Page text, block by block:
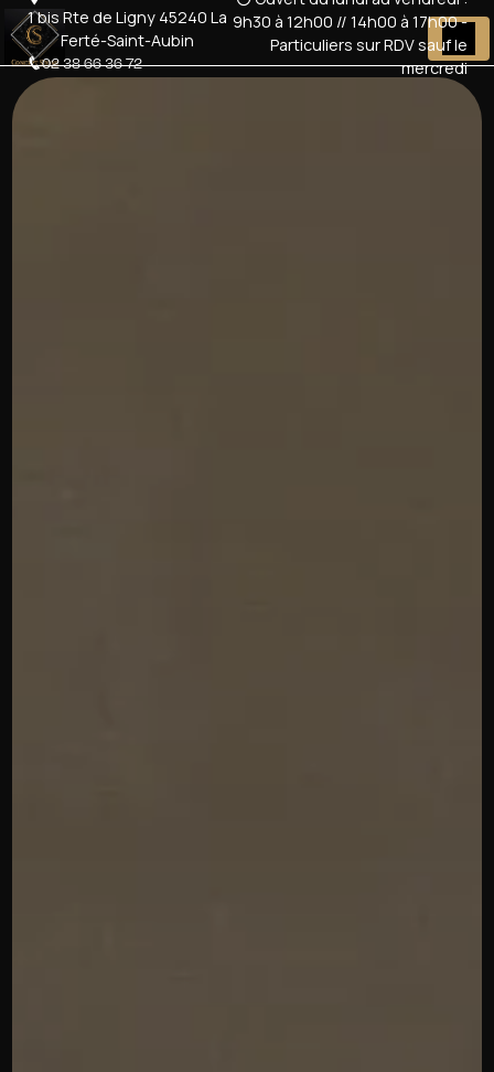
1 bis Rte de Ligny 45240 La
Ferté-Saint-Aubin
02 38 66 36 72
9h30 à 12h00 // 14h00 à 17h00 -
Particuliers sur RDV sauf le
mercredi
Panneau de gestion des cookies